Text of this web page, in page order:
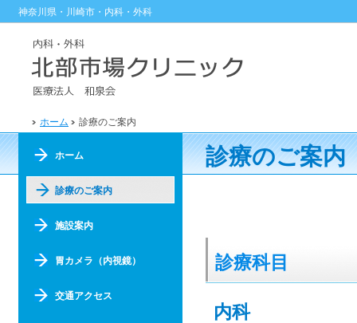
神奈川県・川崎市・内科・外科
ホーム 診療のご案内
診療のご案内
診療科目
内科
ホーム
診療のご案内
施設案内
胃カメラ（内視鏡）
交通アクセス